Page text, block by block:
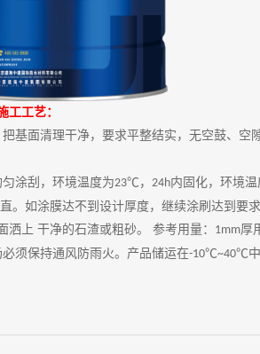
工工艺：
基面清理干净，要求平整结实，无空鼓、空
涂刮，环境温度为23℃ ， 24h内固化，环境
。如涂膜达不到设计厚度，继续涂刷达到要
上 干净的石渣或粗砂。 参考用量： 1mm厚
须保持通风防雨火。产品储运在-10℃~40℃